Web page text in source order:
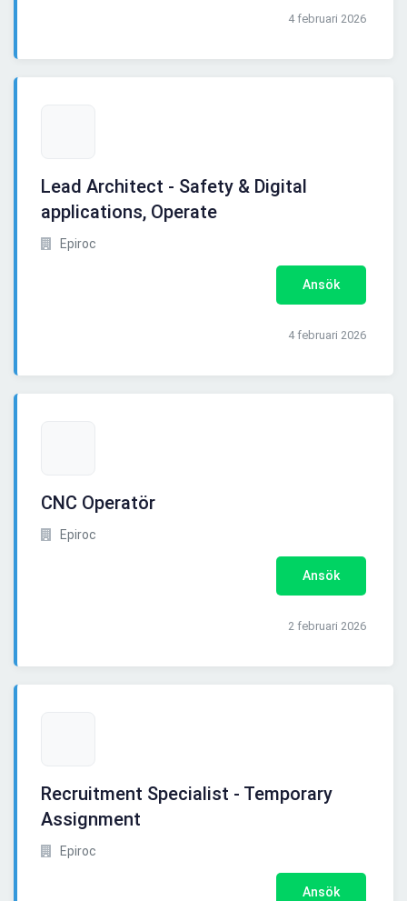
4 februari 2026
Lead Architect - Safety & Digital
applications, Operate
Epiroc
Ansök
4 februari 2026
CNC Operatör
Epiroc
Ansök
2 februari 2026
Recruitment Specialist - Temporary
Assignment
Epiroc
Ansök